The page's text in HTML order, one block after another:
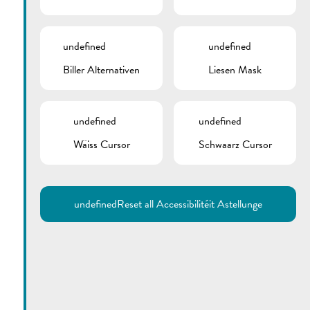
Utilisez la recherche pour
Comme par exemple des contacts, des
informations ou de documents.
undefined
Biller Alternativen
undefined
Liesen Mask
undefined
Wäiss Cursor
undefined
Schwaarz Cursor
undefinedReset all Accessibilitéit Astellunge